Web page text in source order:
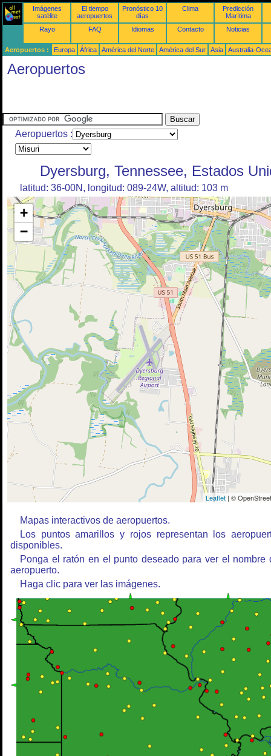
Imágenes
satélite
El tiempo
aeropuertos
Pronóstico 10
días
Clima
Predicción
Marítima
Rayo
FAQ Idiomas Contacto Noticias
Aeropuertos : Europa África América del Norte América del Sur Asia Australia-
Aeropuertos
Aeropuertos :
Dyersburg, Tennessee, Estados
latitud: 36-00N, longitud: 089-24W, altitud: 103 m
+
−
Leaflet | ©
Mapas interactivos de aeropuertos.
Los puntos amarillos y rojos representan los
disponibles.
Ponga el ratón en el punto deseado para ver el nombre
aeropuerto.
Haga clic para ver las imágenes.